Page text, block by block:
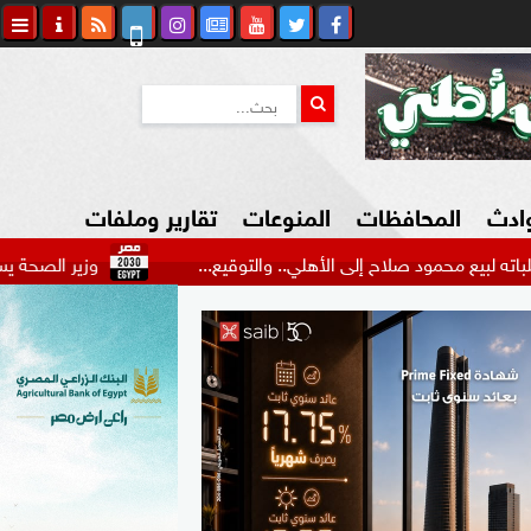
شكاوي المواطن
المحافظات المنوعات
السياحة في مصر
التكنولوجيا
المرأة والأسرة
السيارات
تقارير وملفات
وزير الصحة يستعرض صلاح إلى الأهلي.. والتوقيع...